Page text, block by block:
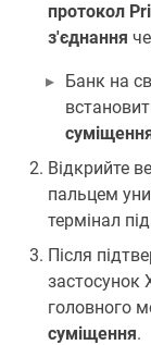
протокол
з'єднання
Банк на
Відкрийте
пальцем
термінал
Після
застосунок
головного
суміщення.